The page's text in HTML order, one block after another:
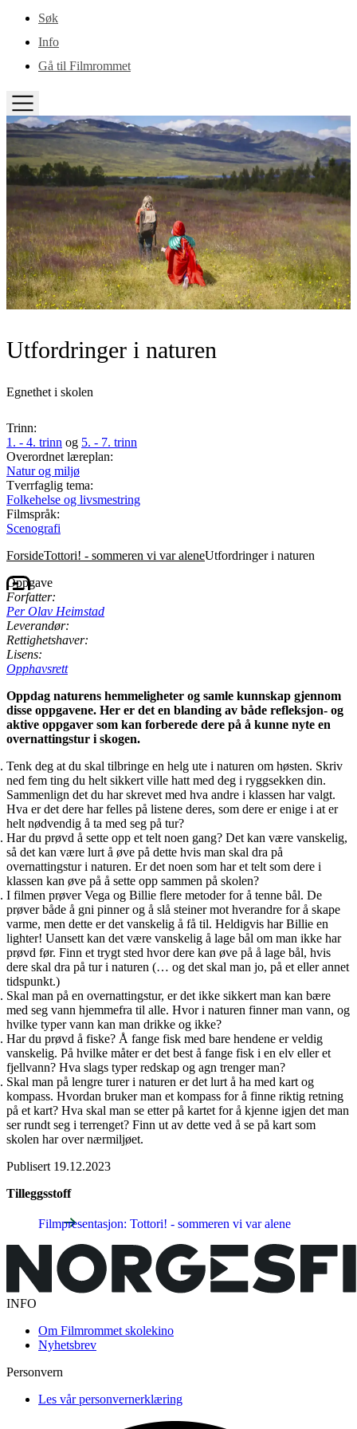
Gå til hovedinnhold
Søk
Info
Gå til Filmrommet
TOGGLE
MENU
Utfordringer i naturen
Egnethet i skolen
Trinn:
1. - 4. trinn og 5. - 7. trinn
Overordnet læreplan:
Natur og miljø
Tverrfaglig tema:
Folkehelse og livsmestring
Filmspråk:
Scenografi
ForsideTottori! - sommeren vi var aleneUtfordringer i naturen
Oppgave
Forfatter:
Per Olav Heimstad
Leverandør:
Rettighetshaver:
Lisens:
Opphavsrett
Oppdag naturens hemmeligheter og samle kunnskap gjennom
disse oppgavene. Her er det en blanding av både refleksjon- og
aktive oppgaver som kan forberede dere på å kunne nyte en
overnattingstur i skogen.
Tenk deg at du skal tilbringe en helg ute i naturen om høsten. Skriv
ned fem ting du helt sikkert ville hatt med deg i ryggsekken din.
Sammenlign det du har skrevet med hva andre i klassen har valgt.
Hva er det dere har felles på listene deres, som dere er enige i at er
helt nødvendig å ta med seg på tur?
Har du prøvd å sette opp et telt noen gang? Det kan være vanskelig,
så det kan være lurt å øve på dette hvis man skal dra på
overnattingstur i naturen. Er det noen som har et telt som dere i
klassen kan øve på å sette opp sammen på skolen?
I filmen prøver Vega og Billie flere metoder for å tenne bål. De
prøver både å gni pinner og å slå steiner mot hverandre for å skape
varme, men dette er det vanskelig å få til. Heldigvis har Billie en
lighter! Uansett kan det være vanskelig å lage bål om man ikke har
prøvd før. Finn et trygt sted hvor dere kan øve på å lage bål, hvis
dere skal dra på tur i naturen (… og det skal man jo, på et eller annet
tidspunkt.)
Skal man på en overnattingstur, er det ikke sikkert man kan bære
med seg vann hjemmefra til alle. Hvor i naturen finner man vann, og
hvilke typer vann kan man drikke og ikke?
Har du prøvd å fiske? Å fange fisk med bare hendene er veldig
vanskelig. På hvilke måter er det best å fange fisk i en elv eller et
fjellvann? Hva slags typer redskap og agn trenger man?
Skal man på lengre turer i naturen er det lurt å ha med kart og
kompass. Hvordan bruker man et kompass for å finne riktig retning
på et kart? Hva skal man se etter på kartet for å kjenne igjen det man
ser rundt seg i terrenget? Finn ut av dette ved å se på kart som
skolen har over nærmiljøet.
Publisert 19.12.2023
Tilleggsstoff
Filmpresentasjon: Tottori! - sommeren vi var alene
INFO
Om Filmrommet skolekino
Nyhetsbrev
Personvern
Les vår personvernerklæring